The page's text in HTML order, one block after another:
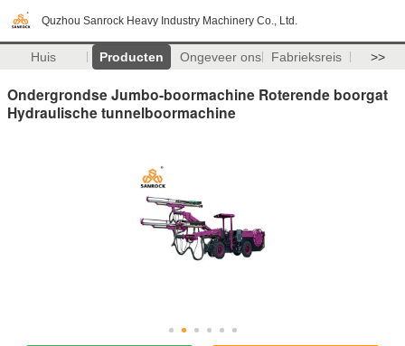
Quzhou Sanrock Heavy Industry Machinery Co., Ltd.
Huis Producten Ongeveer ons Fabrieksreis >>
Ondergrondse Jumbo-boormachine Roterende boorgat
Hydraulische tunnelboormachine